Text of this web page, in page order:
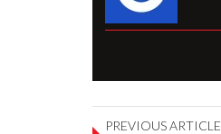
PREVIOUS ARTICLE